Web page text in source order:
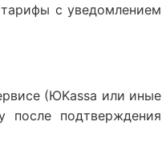
с уведомлением
(ЮKassa или иные
после подтверждения